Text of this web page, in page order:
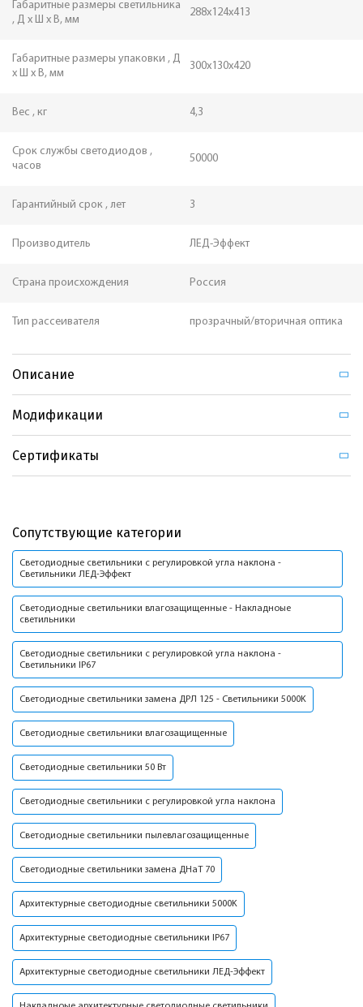
Габаритные размеры светильника
, Д х Ш х В, мм
288х124х413
Габаритные размеры упаковки , Д
х Ш х В, мм
300х130х420
Вес , кг 4,3
Срок службы светодиодов ,
часов
50000
Гарантийный срок , лет 3
Производитель ЛЕД-Эффект
Страна происхождения Россия
Тип рассеивателя прозрачный/вторичная оптика
Описание
Модификации
Сертификаты
Сопутствующие категории
Светодиодные светильники с регулировкой угла наклона -
Светильники ЛЕД-Эффект
Светодиодные светильники влагозащищенные - Накладноые
светильники
Светодиодные светильники с регулировкой угла наклона -
Светильники IP67
Светодиодные светильники замена ДРЛ 125 - Светильники 5000K
Светодиодные светильники влагозащищенные
Светодиодные светильники 50 Вт
Светодиодные светильники с регулировкой угла наклона
Светодиодные светильники пылевлагозащищенные
Светодиодные светильники замена ДНаТ 70
Архитектурные светодиодные светильники 5000K
Архитектурные светодиодные светильники IP67
Архитектурные светодиодные светильники ЛЕД-Эффект